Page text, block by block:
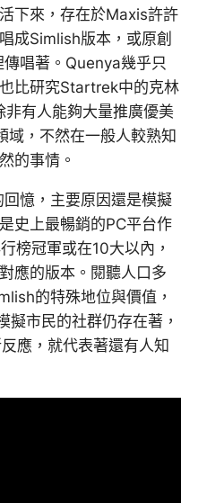
下來，存在於Maxis許許
成Simlish版本，或原創
唱著。Quenya幾乎只
比研究Startrek中的克林
有人能夠大量推廣優美
域，不然在一般人較熟知
的事情。
憶，主要原因還是模擬
史上最暢銷的PC平台作
榜冠軍或在10大以內，
應的版本。閱聽人口多
的特殊地位與價值，
擬市民的社群仍存在著，
應，就代表著還有人知